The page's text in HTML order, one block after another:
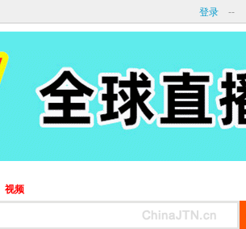
登录 --
视频